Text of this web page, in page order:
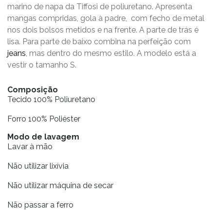
marino de napa da Tiffosi de poliuretano. Apresenta
mangas compridas, gola à padre, com fecho de metal
nos dois bolsos metidos e na frente. A parte de trás é
lisa. Para parte de baixo combina na perfeição com
jeans, mas dentro do mesmo estilo. A modelo está a
vestir o tamanho S.
Composição
Tecido 100% Poliuretano
Forro 100% Poliéster
Modo de lavagem
Lavar à mão
Não utilizar lixívia
Não utilizar máquina de secar
Não passar a ferro